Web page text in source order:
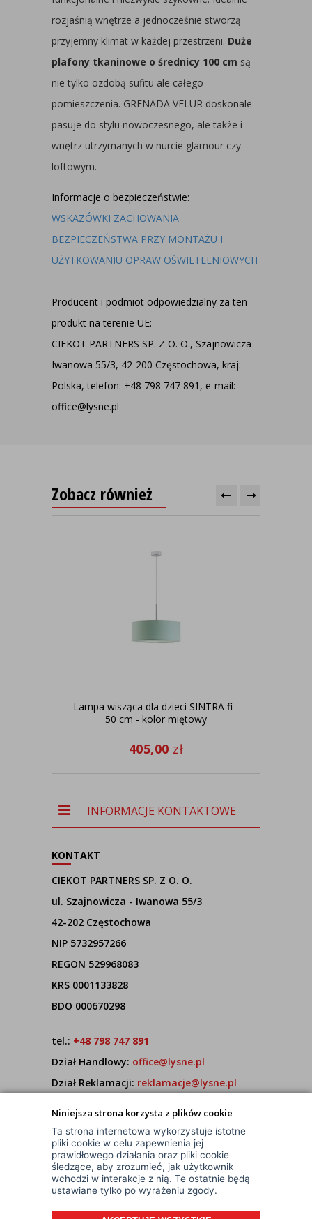
Niniejsza strona korzysta z plików cookie
Ta strona internetowa wykorzystuje istotne
pliki cookie w celu zapewnienia jej
prawidłowego działania oraz pliki cookie
śledzące, aby zrozumieć, jak użytkownik
wchodzi w interakcje z nią. Te ostatnie będą
ustawiane tylko po wyrażeniu zgody.
rozjaśnią wnętrze a jednocześnie stworzą
przyjemny klimat w każdej przestrzeni. Duże
plafony tkaninowe o średnicy 100 cm są
nie tylko ozdobą sufitu ale całego
pomieszczenia. GRENADA VELUR doskonale
pasuje do stylu nowoczesnego, ale także i
wnętrz utrzymanych w nurcie glamour czy
loftowym.
Informacje o bezpieczeństwie:
WSKAZÓWKI ZACHOWANIA
BEZPIECZEŃSTWA PRZY MONTAŻU I
UŻYTKOWANIU OPRAW OŚWIETLENIOWYCH
Producent i podmiot odpowiedzialny za ten
produkt na terenie UE:
CIEKOT PARTNERS SP. Z O. O., Szajnowicza -
Iwanowa 55/3, 42-200 Częstochowa, kraj:
Polska, telefon: +48 798 747 891, e-mail:
office@lysne.pl
Zobacz również
Lampa wisząca dla dzieci SINTRA fi -
50 cm - kolor miętowy
405,00 zł
INFORMACJE KONTAKTOWE
KONTAKT
CIEKOT PARTNERS SP. Z O. O.
ul. Szajnowicza - Iwanowa 55/3
42-202 Częstochowa
NIP 5732957266
REGON 529968083
KRS 0001133828
BDO 000670298
tel.: +48 798 747 891
Dział Handlowy: office@lysne.pl
Dział Reklamacji: reklamacje@lysne.pl
7:00 - 15:00